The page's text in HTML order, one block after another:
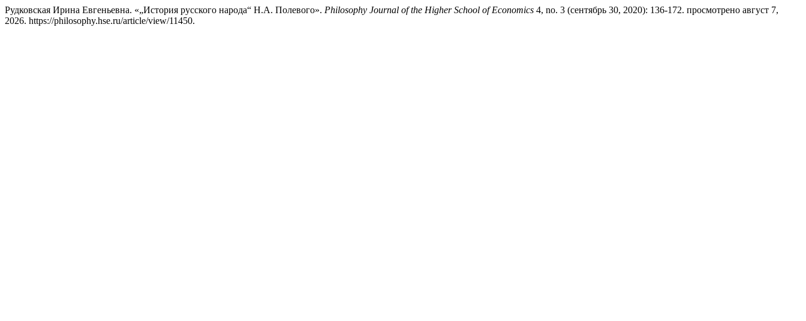
Рудковская Ирина Евгеньевна. «„История русского народа“ Н.А. Полевого». Philosophy Journal of the Higher School of Economics 4, no. 3 (сентябрь 30, 2020): 136-172. просмотрено август 7,
2026. https://philosophy.hse.ru/article/view/11450.